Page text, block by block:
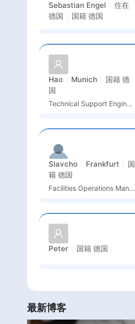
Sebastian Engel
住在
德国
国籍 德国
Hao Munich 国籍 德
国
Technical Support Engineer
Slavcho Frankfurt
国
籍 德国
Facilities Operations Manager
Peter 国籍 德国
最新博客